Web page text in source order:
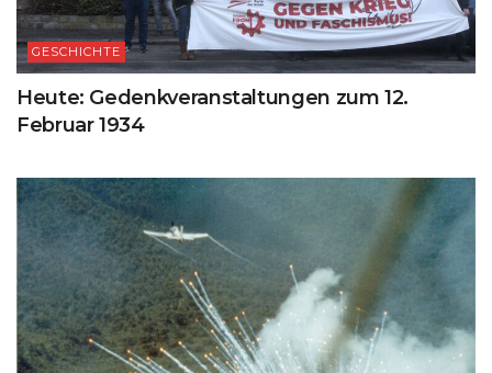
GESCHICHTE
Heute: Gedenkveranstaltungen zum 12.
Februar 1934